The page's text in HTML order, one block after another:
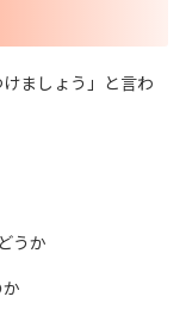
ましょう」と言わ
うか